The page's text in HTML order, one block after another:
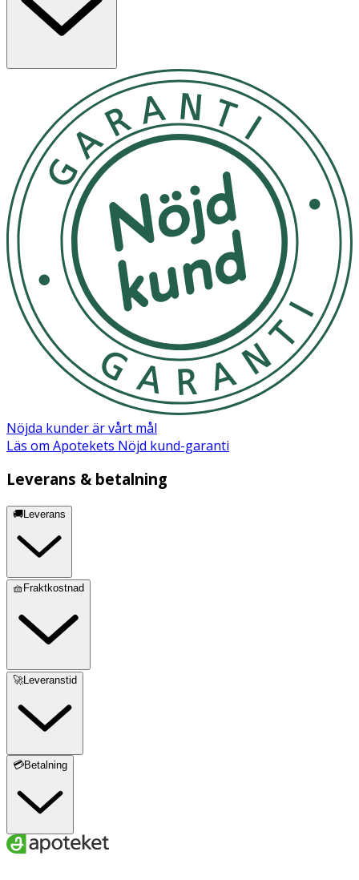
topparna. Vänta 3–5 minuter. Skölj noga. Varning:
Använd endast enligt anvisningarna. Undvik kontakt med
Undvik att förvara produkten i minusgrader och extrem
värme. Förvaras oåtkomligt för barn.
OK för gravida och ammande:
Ingredienser:
Aqua, Cetearyl Alcohol, Behentrimonium Chloride,
Glycerin, Biotin, Hydrolyzed Collagen, Dimethicone,
Stearamidopropyl Dimethylamine, Isopropyl Myristate,
Coco-Caprylate/Caprate, Steareth-20, Isopropyl Alcohol,
Citric Acid, Sodium Hydroxide, Sodium Benzoate, Parfum
Nöjda kunder är vårt mål
Läs om Apotekets Nöjd kund-garanti
Leverans & betalning
🚚Leverans
🧺Fraktkostnad
🚀Leveranstid
💳Betalning